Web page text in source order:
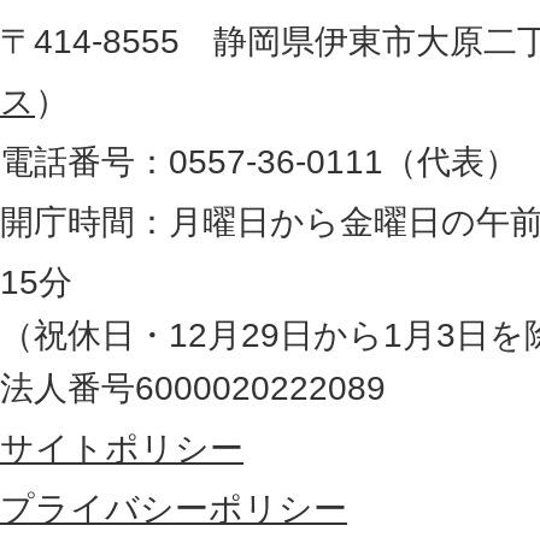
地
図
。
静
岡
県
の
最
東
部
に
所
〒414-8555 静岡県伊東市大原二
ス ）
電話番号：0557-36-0111（代表）
開庁時間：月曜日から金曜日の午
15分
（祝休日・12月29日から1月3日を
法人番号6000020222089
サイトポリシー
プライバシーポリシー